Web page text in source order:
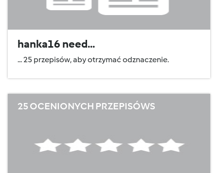
hanka16 need...
... 25 przepisów, aby otrzymać odznaczenie.
25 OCENIONYCH PRZEPISÓWS